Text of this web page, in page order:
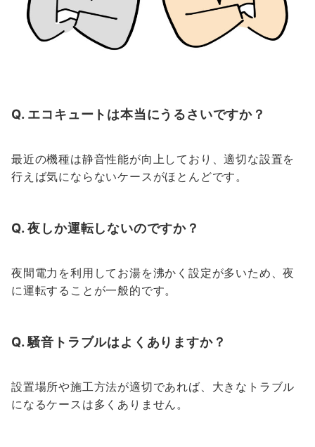
Q. エコキュートは本当にうるさいですか？
最近の機種は静音性能が向上しており、適切な設置を
行えば気にならないケースがほとんどです。
Q. 夜しか運転しないのですか？
夜間電力を利用してお湯を沸かく設定が多いため、夜
に運転することが一般的です。
Q. 騒音トラブルはよくありますか？
設置場所や施工方法が適切であれば、大きなトラブル
になるケースは多くありません。